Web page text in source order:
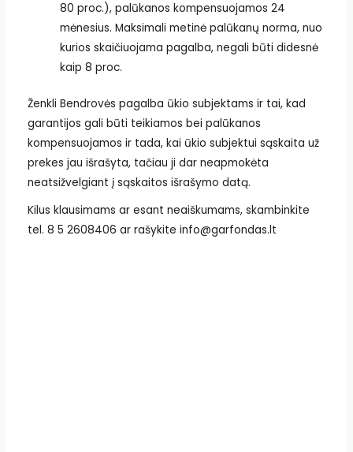
80 proc.), palūkanos kompensuojamos 24
mėnesius. Maksimali metinė palūkanų norma, nuo
kurios skaičiuojama pagalba, negali būti didesnė
kaip 8 proc.
Ženkli Bendrovės pagalba ūkio subjektams ir tai, kad
garantijos gali būti teikiamos bei palūkanos
kompensuojamos ir tada, kai ūkio subjektui sąskaita už
prekes jau išrašyta, tačiau ji dar neapmokėta
neatsižvelgiant į sąskaitos išrašymo datą.
Kilus klausimams ar esant neaiškumams, skambinkite
tel. 8 5 2608406 ar rašykite info@garfondas.lt